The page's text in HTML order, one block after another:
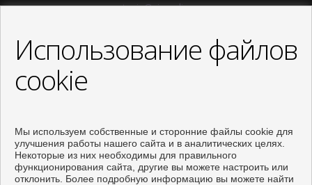
antonio@vivendix.es
Использование файлов
cookie
Мы используем собственные и сторонние файлы cookie для
улучшения работы нашего сайта и в аналитических целях.
Некоторые из них необходимы для правильного
функционирования сайта, другие вы можете настроить или
отклонить. Более подробную информацию вы можете найти